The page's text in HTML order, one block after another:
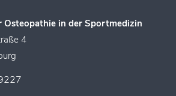
Osteopathie in der Sportmedizin
4